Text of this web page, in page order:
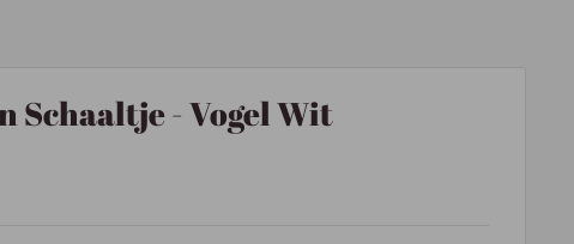
Schaaltje - Vogel Wit